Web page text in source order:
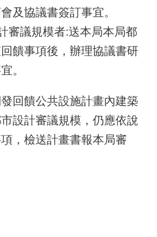
及協議書簽訂事宜。
審議規模者:送本局本局都
饋事項後，辦理協議書研
。
回饋公共設施計畫內建築
設計審議規模，仍應依說
，檢送計畫書報本局審